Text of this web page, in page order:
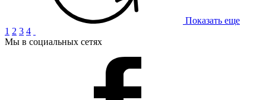
Показать еще
1 2 3 4
Мы в социальных сетях